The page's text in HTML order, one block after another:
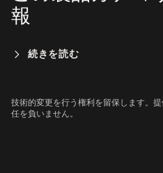
報
続きを読む
技術的変更を行う権利を留保します。
任を負いません。